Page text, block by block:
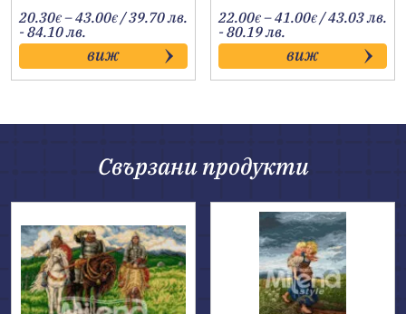
20.30€ –43.00€Price
range:
20.30€
through
43.00€
/ 39.70 лв.
- 84.10 лв.
виж
22.00€ –41.00€Price
range:
22.00€
through
41.00€
/ 43.03 лв.
- 80.19 лв.
виж
Свързани продукти